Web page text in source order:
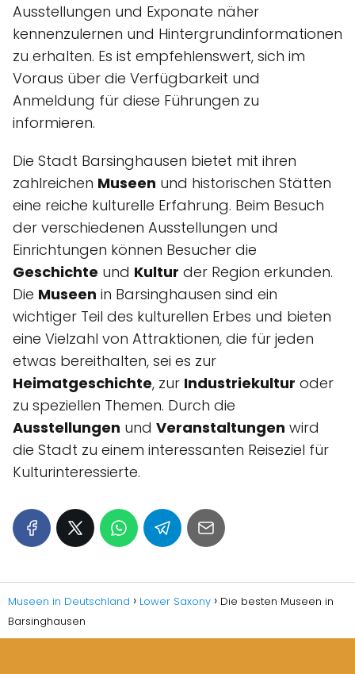
Ausstellungen und Exponate näher
kennenzulernen und Hintergrundinformationen
zu erhalten. Es ist empfehlenswert, sich im
Voraus über die Verfügbarkeit und
Anmeldung für diese Führungen zu
informieren.
Die Stadt Barsinghausen bietet mit ihren
zahlreichen Museen und historischen Stätten
eine reiche kulturelle Erfahrung. Beim Besuch
der verschiedenen Ausstellungen und
Einrichtungen können Besucher die
Geschichte und Kultur der Region erkunden.
Die Museen in Barsinghausen sind ein
wichtiger Teil des kulturellen Erbes und bieten
eine Vielzahl von Attraktionen, die für jeden
etwas bereithalten, sei es zur
Heimatgeschichte, zur Industriekultur oder
zu speziellen Themen. Durch die
Ausstellungen und Veranstaltungen wird
die Stadt zu einem interessanten Reiseziel für
Kulturinteressierte.
Museen in Deutschland Lower Saxony
Die besten Museen in
Barsinghausen